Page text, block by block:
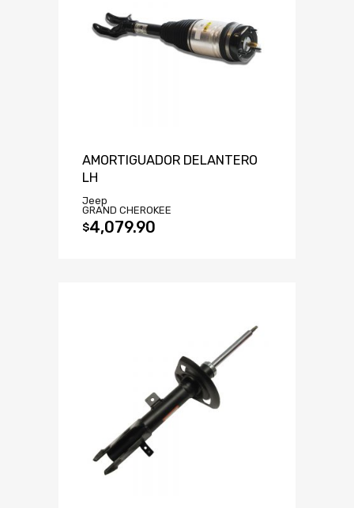
AMORTIGUADOR DELANTERO
LH
Jeep
GRAND CHEROKEE
$4,079.90